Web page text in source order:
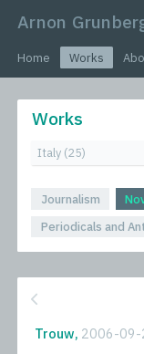
Arnon
Home Works
Works
Journalism
Periodicals and
Trouw, 2006-09-